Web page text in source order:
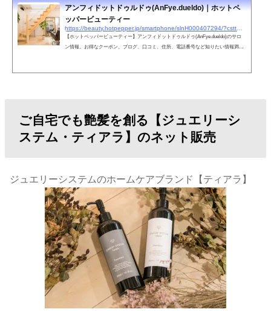
アンフィドットドゥルドゥ(AnFye.dueldo)｜ホットペ
ッパービューティー
【ホットペッパービューティー】アンフィドットドゥルドゥ(AnFye.dueldo)のサロ
ン情報。お得なクーポン、ブログ、口コミ、住所、電話番号など知りたい情報満載
ご自宅でも艶髪を創る【ジュエリーシ
ステム・ティアラ】のネット販売
ジュエリーシステムのホームケアブランド【ティアラ】